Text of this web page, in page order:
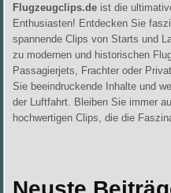
Flugzeugclips.de ist die
Enthusiasten! Entdecken Sie
spannende Clips von Starts und
zu modernen und historischen
Passagierjets, Frachter oder
Sie beeindruckende Inhalte und
der Luftfahrt. Bleiben Sie immer
hochwertigen Clips, die die